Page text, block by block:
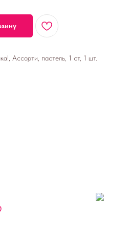
Ассорти, пастель, 1 ст, 1 шт.